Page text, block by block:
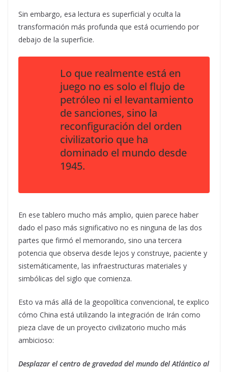
Sin embargo, esa lectura es superficial y oculta la
transformación más profunda que está ocurriendo por
debajo de la superficie.
Lo que realmente está en
juego no es solo el flujo de
petróleo ni el levantamiento
de sanciones, sino la
reconfiguración del orden
civilizatorio que ha
dominado el mundo desde
1945.
En ese tablero mucho más amplio, quien parece haber
dado el paso más significativo no es ninguna de las dos
partes que firmó el memorando, sino una tercera
potencia que observa desde lejos y construye, paciente y
sistemáticamente, las infraestructuras materiales y
simbólicas del siglo que comienza.
Esto va más allá de la geopolítica convencional, te explico
cómo China está utilizando la integración de Irán como
pieza clave de un proyecto civilizatorio mucho más
ambicioso:
Desplazar el centro de gravedad del mundo del Atlántico al